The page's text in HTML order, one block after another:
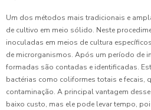
Um dos métodos mais tradicionais e
de cultivo em meio sólido. Neste
inoculadas em meios de cultura
de microrganismos. Após um período de
formadas são contadas e identificadas.
bactérias como coliformes totais e fecais,
contaminação. A principal vantagem
baixo custo, mas ele pode levar tempo,